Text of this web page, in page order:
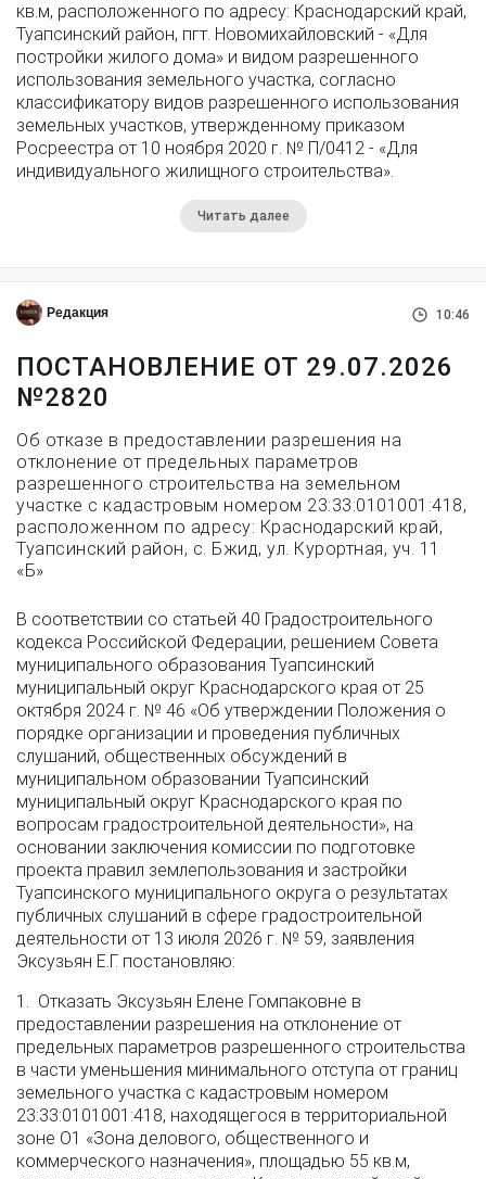
кв.м, расположенного по адресу: Краснодарский край,
Туапсинский район, пгт. Новомихайловский - «Для
постройки жилого дома» и видом разрешенного
использования земельного участка, согласно
классификатору видов разрешенного использования
земельных участков, утвержденному приказом
Росреестра от 10 ноября 2020 г. № П/0412 - «Для
индивидуального жилищного строительства».
Читать далее
Редакция 10:46
ПОСТАНОВЛЕНИЕ ОТ 29.07.2026
№2820
Об отказе в предоставлении разрешения на
отклонение от предельных параметров
разрешенного строительства на земельном
участке с кадастровым номером 23:33:0101001:418,
расположенном по адресу: Краснодарский край,
Туапсинский район, с. Бжид, ул. Курортная, уч. 11
«Б»
В соответствии со статьей 40 Градостроительного
кодекса Российской Федерации, решением Совета
муниципального образования Туапсинский
муниципальный округ Краснодарского края от 25
октября 2024 г. № 46 «Об утверждении Положения о
порядке организации и проведения публичных
слушаний, общественных обсуждений в
муниципальном образовании Туапсинский
муниципальный округ Краснодарского края по
вопросам градостроительной деятельности», на
основании заключения комиссии по подготовке
проекта правил землепользования и застройки
Туапсинского муниципального округа о результатах
публичных слушаний в сфере градостроительной
деятельности от 13 июля 2026 г. № 59, заявления
Эксузьян Е.Г. постановляю:
1. Отказать Эксузьян Елене Гомпаковне в
предоставлении разрешения на отклонение от
предельных параметров разрешенного строительства
в части уменьшения минимального отступа от границ
земельного участка с кадастровым номером
23:33:0101001:418, находящегося в территориальной
зоне О1 «Зона делового, общественного и
коммерческого назначения», площадью 55 кв.м,